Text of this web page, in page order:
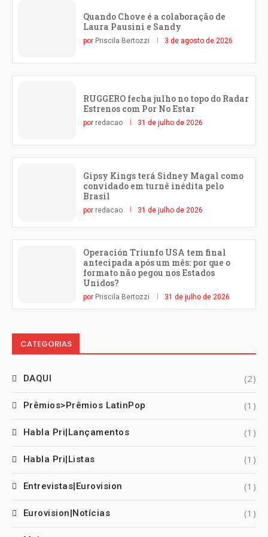
Quando Chove é a colaboração de
Laura Pausini e Sandy
por Priscila Bertozzi 3 de agosto de 2026
RUGGERO fecha julho no topo do Radar
Estrenos com Por No Estar
por redacao 31 de julho de 2026
Gipsy Kings terá Sidney Magal como
convidado em turnê inédita pelo
Brasil
por redacao 31 de julho de 2026
Operación Triunfo USA tem final
antecipada após um mês: por que o
formato não pegou nos Estados
Unidos?
por Priscila Bertozzi 31 de julho de 2026
CATEGORIAS
DAQUI (2)
Prêmios>Prêmios LatinPop (1)
Habla Pri|Lançamentos (1)
Habla Pri|Listas (1)
Entrevistas|Eurovision (1)
Eurovision|Notícias (1)